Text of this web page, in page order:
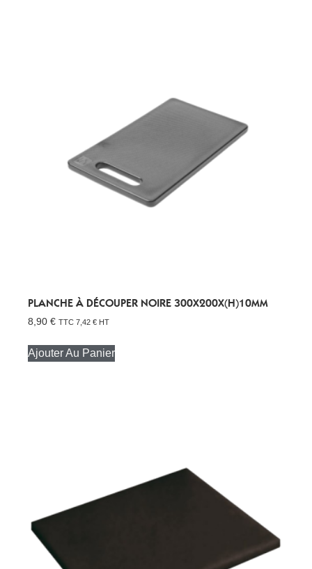
PLANCHE À DÉCOUPER NOIRE 300X200X(H)10MM
8,90 € TTC 7,42 € HT
Ajouter Au Panier